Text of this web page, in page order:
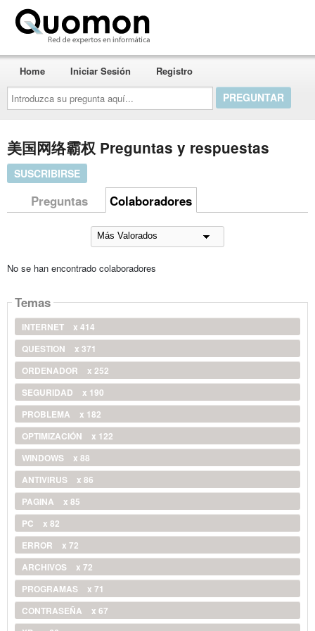
Introduzca
su
pregunta
aquí...
Home Iniciar Sesión Registro
美国网络霸权 Preguntas y respuestas
SUSCRIBIRSE
Preguntas Colaboradores
No se han encontrado colaboradores
Temas
INTERNET
x 414
QUESTION
x 371
ORDENADOR
x 252
SEGURIDAD
x 190
PROBLEMA
x 182
OPTIMIZACIÓN
x 122
WINDOWS
x 88
ANTIVIRUS
x 86
PAGINA
x 85
PC
x 82
ERROR
x 72
ARCHIVOS
x 72
PROGRAMAS
x 71
CONTRASEÑA
x 67